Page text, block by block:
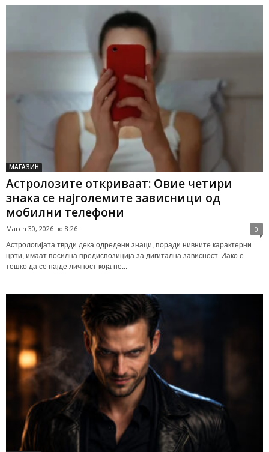
МАГАЗИН
Астролозите откриваат: Овие четири
знака се најголемите зависници од
мобилни телефони
March 30, 2026 во 8:26 0
Астрологијата тврди дека одредени знаци, поради нивните карактерни
црти, имаат посилна предиспозиција за дигитална зависност. Иако е
тешко да се најде личност која не...